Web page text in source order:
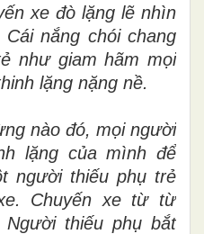
xe đò lặng lẽ nhìn
nắng chói chang
như giam hãm mọi
lặng nặng nề.
nào đó, mọi người
lặng của mình để
người thiếu phụ trẻ
Chuyến xe từ từ
thiếu phụ bắt